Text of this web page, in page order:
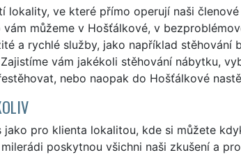
lokality, ve které přímo operují naši
vám můžeme v Hošťálkové, v
a rychlé služby, jako například stěhování
vám jakékoli stěhování nábytku,
nebo naopak do Hošťálkové
jako pro klienta lokalitou, kde si můžete
poskytnou všichni naši zkušení a